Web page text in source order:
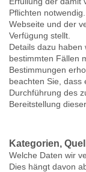
Pflichten
Webseite und der
Verfügung stellt.
Details dazu haben
bestimmten Fällen
Bestimmungen
beachten Sie, dass
Durchführung des
Bereitstellung
Kategorien,
Welche Daten wir
Dies hängt davon